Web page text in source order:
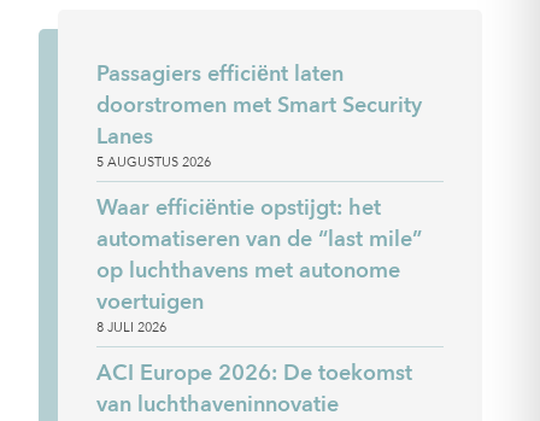
Passagiers efficiënt laten
doorstromen met Smart Security
Lanes
5 AUGUSTUS 2026
Waar efficiëntie opstijgt: het
automatiseren van de “last mile”
op luchthavens met autonome
voertuigen
8 JULI 2026
ACI Europe 2026: De toekomst
van luchthaveninnovatie